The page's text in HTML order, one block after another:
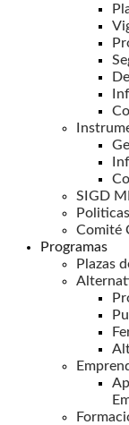
SIGD
Comité
Programas
Plazas